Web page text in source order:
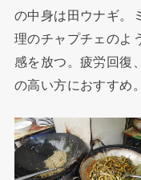
の中身は田ウナギ。
理のチャプチェのよ
感を放つ。疲労回復
の高い方におすすめ。